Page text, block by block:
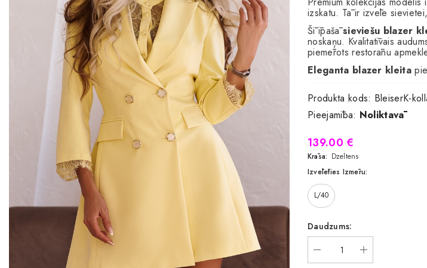
Midi kleitas
Vakarkleitas
Maxi kleitas
Skater kleitas
Mini kleitas
Adīt kleitas
izskatu. Tā ir izvēle
Šī īpašāsieviešu blazer
noskaņu. Kvalitatīvais
piemērots restorānu
Eleganta blazer kleita
Produkta kods: BleiserK-
Pieejamība: Noliktavā
139.00 €
Krāsa: Dzeltens
Izvēlēties Izmēru:
L/40
Daudzums: